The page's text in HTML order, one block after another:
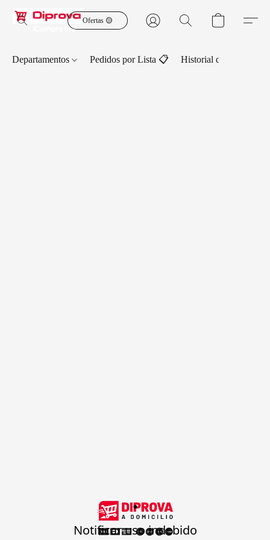
Ofertas 🟡
Departamentos Pedidos por Lista 📋 Historial de Pedidos
.
Notificar uso indebido